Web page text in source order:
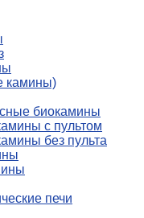
камины)
биокамины
с пультом
без пульта
печи